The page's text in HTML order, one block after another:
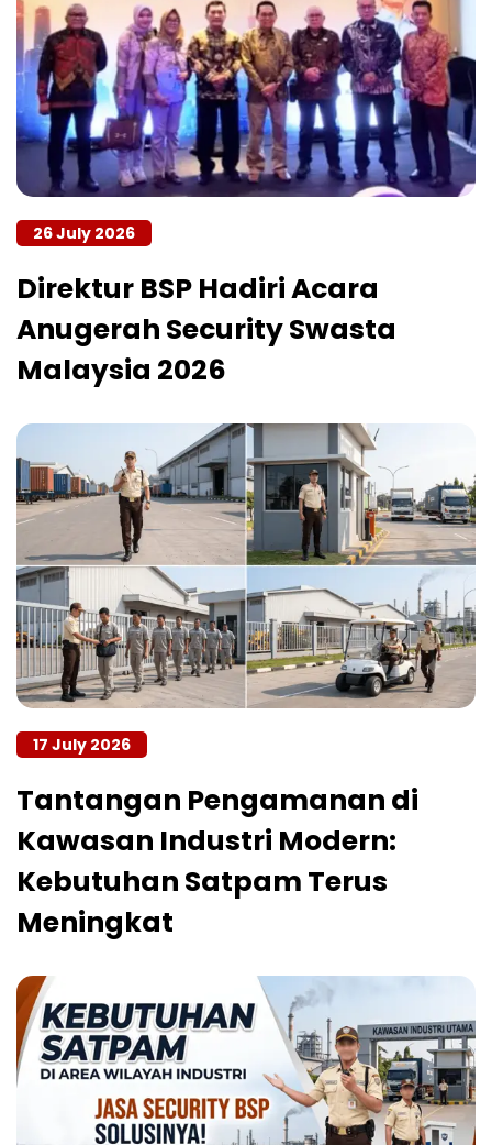
26 July 2026
Direktur BSP Hadiri Acara
Anugerah Security Swasta
Malaysia 2026
17 July 2026
Tantangan Pengamanan di
Kawasan Industri Modern:
Kebutuhan Satpam Terus
Meningkat